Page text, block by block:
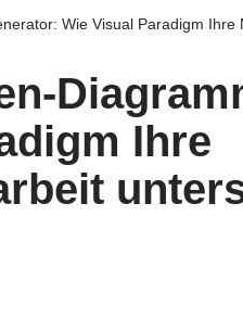
Wie Visual Paradigm
Ihre